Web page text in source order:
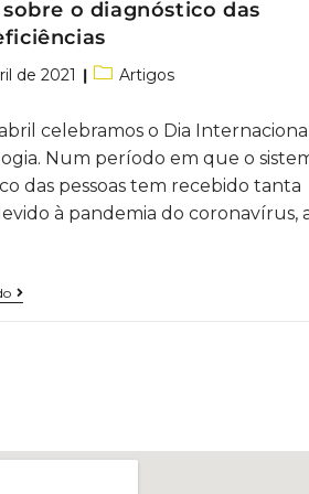
o diagnóstico das
de 2021 Artigos
celebramos o Dia Internacional
Num período em que o
das pessoas tem recebido tanta
à pandemia do coronavírus,